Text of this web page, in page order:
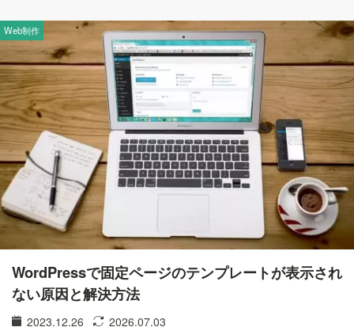
Web制作
WordPressで固定ページのテンプレートが表示され
ない原因と解決方法
2023.12.26 2026.07.03